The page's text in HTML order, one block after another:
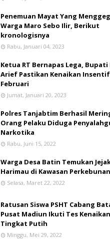
Penemuan Mayat Yang
Warga Maro Sebo Ilir, Berikut
kronologisnya
Rabu, Januari 04, 2023
Ketua RT Bernapas Lega, Bupati
Arief Pastikan Kenaikan
Februari
Jumat, Januari 20, 2023
Polres Tanjabtim Berhasil
Orang Pelaku Diduga
Narkotika
Rabu, Juni 15, 2022
Warga Desa Batin Temukan
Harimau di Kawasan Perkebunan
Selasa, Maret 22, 2022
Ratusan Siswa PSHT Cabang
Pusat Madiun Ikuti Tes Kenaikan
Tingkat Putih
Minggu, Mei 29, 2022